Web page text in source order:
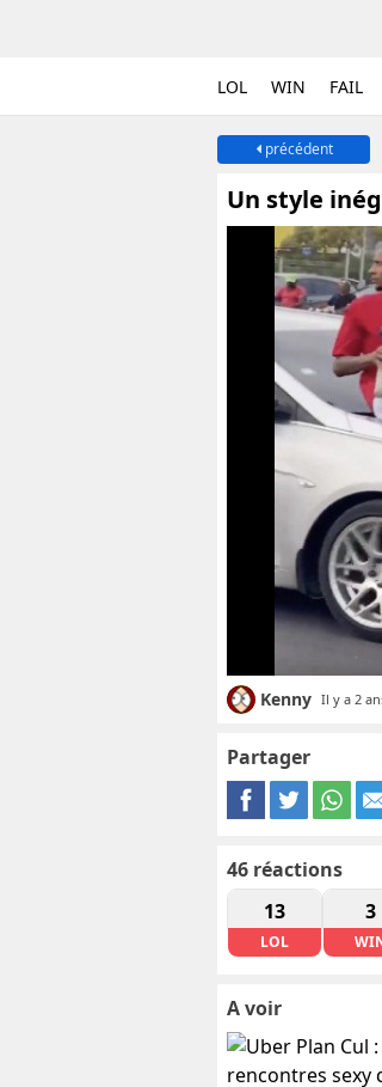
LOL WIN FAIL
précédent
Un style
Kenny Il y a 2
Partager
46 réactions
13
LOL
3
A voir